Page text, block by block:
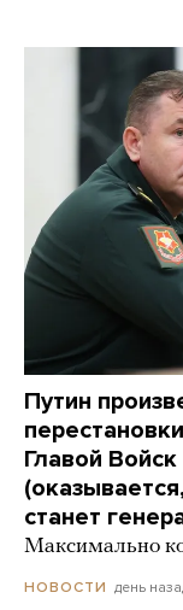
Путин
Главой
станет
Максимально
НОВОСТИ день